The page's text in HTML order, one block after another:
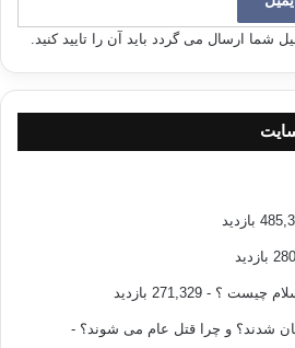
( در زبان کردی کاکو یا کاکه گفته می
بر آورده است . برای آگاهی بیشتر به جلد
تألیف مرحوم آیت الله مردوخ
به صورت جنگجویانی قد بلند و سفید
و لرستان باشد که در آ« زمان جزو
آمدند . ) فعلی – که در جنوب غربی
دارد می باشند . احتمال دارد لفظ
. اما توصیفات وضعیت جغرافیایی و
شما ارسال می گردد باید آن را تایید کنید.
چیست ؟ - 271,329 بازدید
شدند؟ و چرا قتل عام می شوند؟ -